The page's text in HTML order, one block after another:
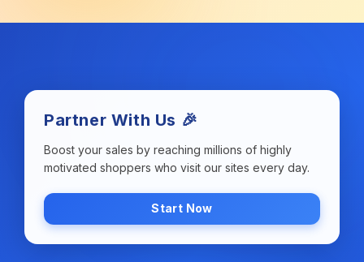
Partner With Us 🎉
Boost your sales by reaching millions of highly
motivated shoppers who visit our sites every day.
Start Now